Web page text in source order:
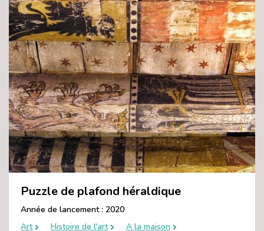
Puzzle de plafond héraldique
Année de lancement : 2020
Art
Histoire de l'art
A la maison